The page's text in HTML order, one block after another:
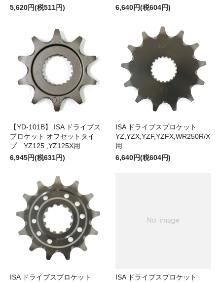
5,620円(税511円)
6,640円(税604円)
【YD-101B】 ISA ドライブス
プロケット オフセットタイ
プ YZ125 ,YZ125X用
6,945円(税631円)
ISA ドライブスプロケット
YZ,YZX,YZF,YZFX,WR250R/X
用
6,640円(税604円)
ISA ドライブスプロケット
ISA ドライブスプロケット